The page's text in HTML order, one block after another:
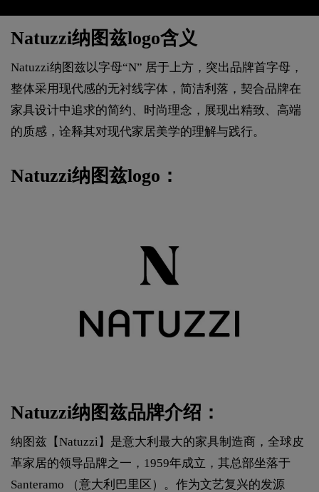
Natuzzi纳图兹logo含义
Natuzzi纳图兹以字母“N” 居于上方，突出品牌首字母，
整体采用现代感的无衬线字体，简洁利落，契合品牌在
家具设计中追求的简约、时尚理念，展现出精致、高端
的质感，诠释其对现代家居美学的理解与践行。
Natuzzi纳图兹logo：
Natuzzi纳图兹品牌介绍：
纳图兹【Natuzzi】是意大利最大的家具制造商，全球皮
革家居的领导品牌之一，1959年成立，其总部坐落于
Santeramo （意大利巴里区）。作为文艺复兴的发源